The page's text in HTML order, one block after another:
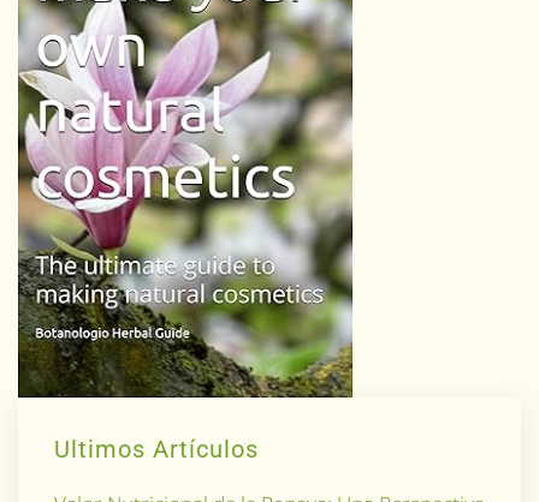
Ultimos Artículos